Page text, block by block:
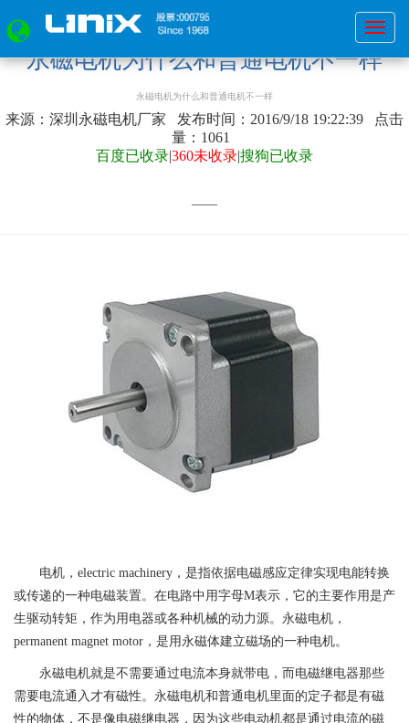
广
州
联
首页 »新闻资讯» 常见问答永磁电机为什么和普通电机不一
永磁电机为什么和普通电机不一样
永磁电机为什么和普通电机不一样
来源：深圳永磁电机厂家 发布时间：2016/9/18 19:22:39 点击
量： 1061
百度已收录|360未收录|搜狗已收录
——
电机 ，electric machinery，是指依据电磁感应定律实现电能转换
或传递的一种电磁装置。在电路中用字母M表示，它的主要作用是产
生驱动转矩，作为用电器或各种机械的动力源。永磁电机，
permanent magnet motor，是用永磁体建立磁场的一种电机。
永磁电机就是不需要通过电流本身就带电，而电磁继电器那些
需要电流通入才有磁性。永磁电机和普通电机里面的定子都是有磁
性的物体，不是像电磁继电器，因为这些电动机都是通过电流的磁